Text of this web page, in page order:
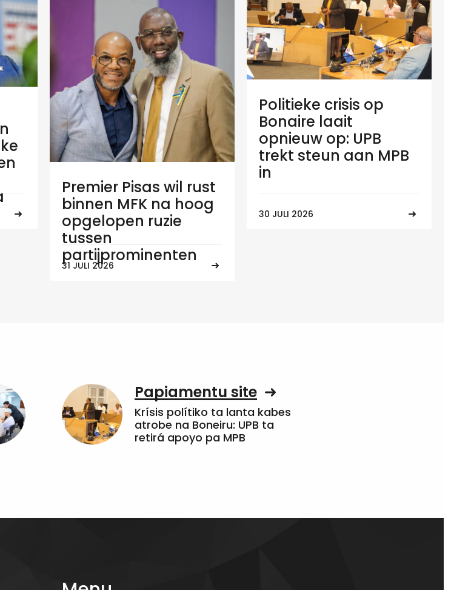
Premier Pisas wil rust
binnen MFK na hoog
opgelopen ruzie
tussen
partijprominenten
31 JULI 2026
Politieke crisis op
Bonaire laait
opnieuw op: UPB
trekt steun aan MPB
in
30 JULI 2026
Papiamentu site
Krísis polítiko ta lanta kabes
atrobe na Boneiru: UPB ta
retirá apoyo pa MPB